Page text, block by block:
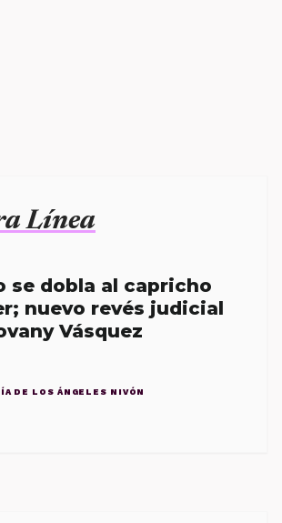
Línea
se dobla al capricho
nuevo revés judicial
Vásquez
DE LOS ÁNGELES NIVÓN